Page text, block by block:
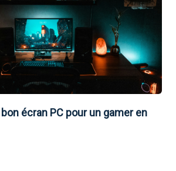
bon écran PC pour un gamer en